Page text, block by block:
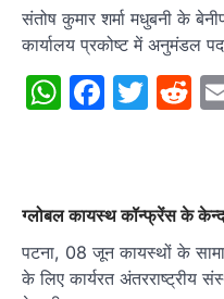
संतोष कुमार शर्मा मधुबनी के
कार्यालय प्रकोष्ट में अनुमंडल
ग्लोबल कायस्थ कॉन्फ्रेंस के
पटना, 08 जून कायस्थों के
के लिए कार्यरत अंतरराष्ट्रीय